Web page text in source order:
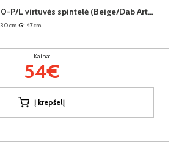
LANGEN BEIGE D30-P/L virtuvės spintelė (Beige/Dab Artisan)
30cm G: 47cm
Kaina:
54€
Į krepšelį